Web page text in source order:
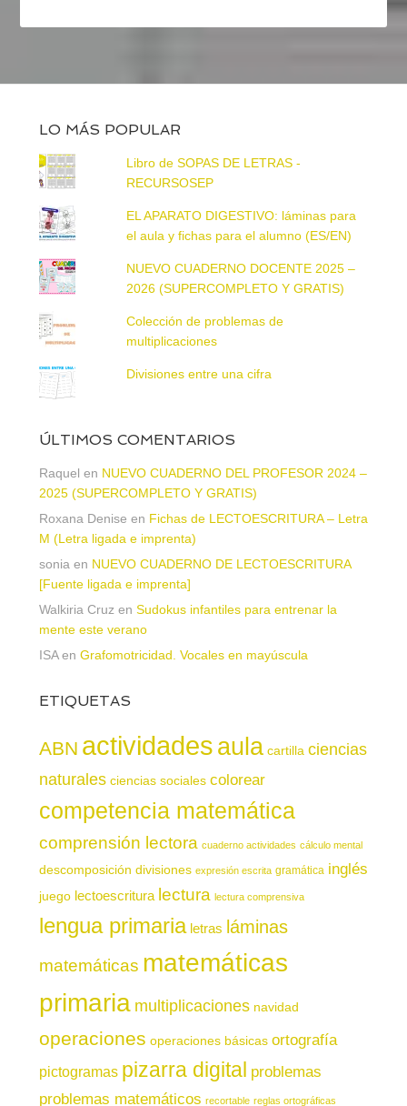
LO MÁS POPULAR
Libro de SOPAS DE LETRAS -
RECURSOSEP
EL APARATO DIGESTIVO: láminas para
el aula y fichas para el alumno (ES/EN)
NUEVO CUADERNO DOCENTE 2025 –
2026 (SUPERCOMPLETO Y GRATIS)
Colección de problemas de
multiplicaciones
Divisiones entre una cifra
ÚLTIMOS COMENTARIOS
Raquel en NUEVO CUADERNO DEL PROFESOR 2024 –
2025 (SUPERCOMPLETO Y GRATIS)
Roxana Denise en Fichas de LECTOESCRITURA – Letra
M (Letra ligada e imprenta)
soniaen NUEVO CUADERNO DE LECTOESCRITURA
[Fuente ligada e imprenta]
Walkiria Cruzen Sudokus infantiles para entrenar la
mente este verano
ISAen Grafomotricidad. Vocales en mayúscula
ETIQUETAS
ABN actividadesaula cartilla ciencias
naturales ciencias sociales colorear
competencia matemática
comprensión lectora cuaderno actividades cálculo mental
descomposición divisiones expresión escrita gramática inglés
juego lectoescritura lectura lectura comprensiva
lengua primaria letras láminas
matemáticas matemáticas
primaria multiplicaciones navidad
operaciones operaciones básicas ortografía
pictogramas pizarra digital problemas
problemas matemáticos recortable reglas ortográficas